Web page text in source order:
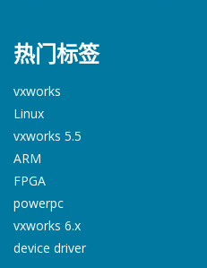
热门标签
vxworks
Linux
vxworks 5.5
ARM
FPGA
powerpc
vxworks 6.x
device driver